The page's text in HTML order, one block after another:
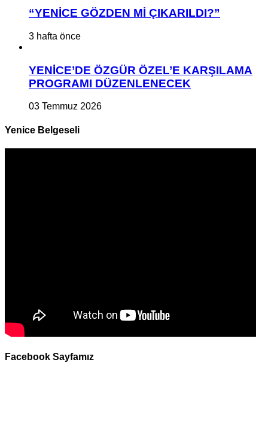
“YENİCE GÖZDEN Mİ ÇIKARILDI?”
3 hafta önce
YENİCE’DE ÖZGÜR ÖZEL’E KARŞILAMA
PROGRAMI DÜZENLENECEK
03 Temmuz 2026
Yenice Belgeseli
Facebook Sayfamız